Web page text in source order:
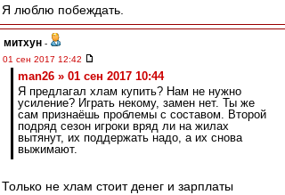
Я люблю побеждать.
митхун -
01 сен 2017 12:42
man26 » 01 сен 2017 10:44
Я предлагал хлам купить? Нам не нужно
усиление? Играть некому, замен нет. Ты же
сам признаёшь проблемы с составом. Второй
подряд сезон игроки вряд ли на жилах
вытянут, их поддержать надо, а их снова
выжимают.
Только не хлам стоит денег и зарплаты